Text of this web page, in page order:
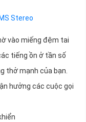
Stereo
vào miếng đệm tai
tiếng ồn ở tần số
thở mạnh của bạn.
hưởng các cuộc gọi